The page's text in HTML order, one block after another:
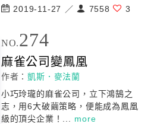
2019-11-27 ／ 7558 3
NO.274
麻雀公司 變鳳凰
作者：凱斯．麥法蘭
小巧玲瓏的麻雀公司 ，立下鴻鵠之
志，用6大破繭策略，便能成為鳳凰
級的頂尖企業！... more